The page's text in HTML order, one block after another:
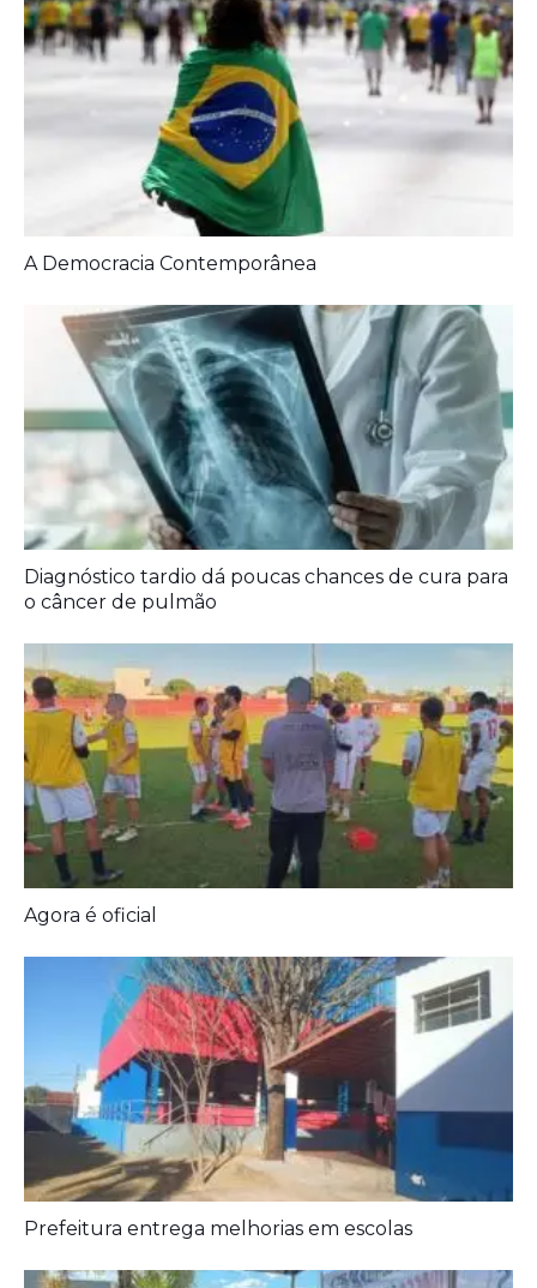
Diagnóstico tardio dá poucas chances de cura para
Agora é oficial
Prefeitura entrega melhorias em escolas
Aposentados encerram acampamento após acordo
com a prefeitura de Iporá